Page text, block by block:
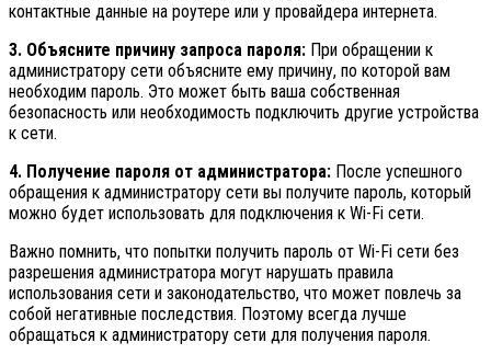
контактные данные на роутере или у провайдера интернета.
3. Объясните причину запроса пароля: При обращении к
администратору сети объясните ему причину, по которой вам
необходим пароль. Это может быть ваша собственная
безопасность или необходимость подключить другие устройства
к сети.
4. Получение пароля от администратора: После успешного
обращения к администратору сети вы получите пароль, который
можно будет использовать для подключения к Wi-Fi сети.
Важно помнить, что попытки получить пароль от Wi-Fi сети без
разрешения администратора могут нарушать правила
использования сети и законодательство, что может повлечь за
собой негативные последствия. Поэтому всегда лучше
обращаться к администратору сети для получения пароля.